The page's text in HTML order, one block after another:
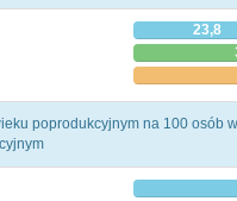
23,8
poprodukcyjnym na 100 osób